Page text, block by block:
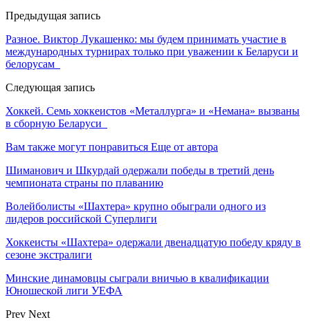
Предыдущая запись
Разное. Виктор Лукашенко: мы будем принимать участие в
международных турнирах только при уважении к Беларуси и
белорусам
Следующая запись
Хоккей. Семь хоккеистов «Металлурга» и «Немана» вызваны
в сборную Беларуси
Вам также могут понравиться Еще от автора
Шиманович и Шкурдай одержали победы в третий день
чемпионата страны по плаванию
Волейболисты «Шахтера» крупно обыграли одного из
лидеров российской Суперлиги
Хоккеисты «Шахтера» одержали двенадцатую победу кряду в
сезоне экстралиги
Минские динамовцы сыграли вничью в квалификации
Юношеской лиги УЕФА
Prev Next